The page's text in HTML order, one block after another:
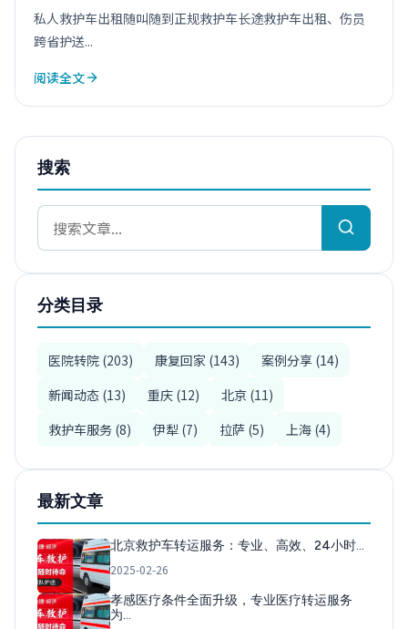
私人救护车出租随叫随到正规救护车长途救护车出租、伤员
跨省护送...
阅读全文
搜索
分类目录
医院转院 (203) 康复回家 (143)
案例分享 (14)
新闻动态 (13)
重庆 (12)
北京 (11)
救护车服务 (8)
伊犁 (7) 拉萨 (5) 上海 (4)
最新文章
北京救护车转运服务：专业、高效、24小时…
2025-02-26
孝感医疗条件全面升级，专业医疗转运服务
为…